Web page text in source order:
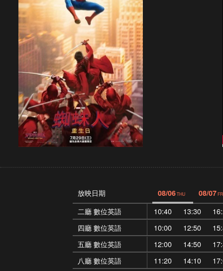
放映日期 08/06THU 08/07
二廳 數位英語 10:40 13:30
四廳 數位英語
10:00 12:50
五廳 數位英語
12:00 14:50
八廳 數位英語
11:20 14:10